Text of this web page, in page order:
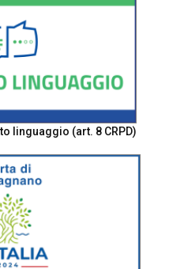
linguaggio (art. 8 CRPD)